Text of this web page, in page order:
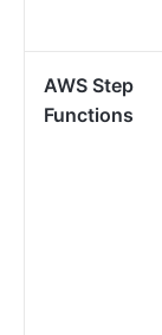
AWS Step
Functions